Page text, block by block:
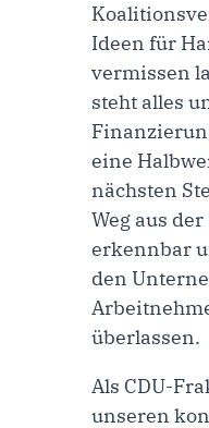
Ideen für
vermissen
steht alles
eine
nächsten
Weg aus
erkennbar
den
überlassen.
Als CDU-
unseren